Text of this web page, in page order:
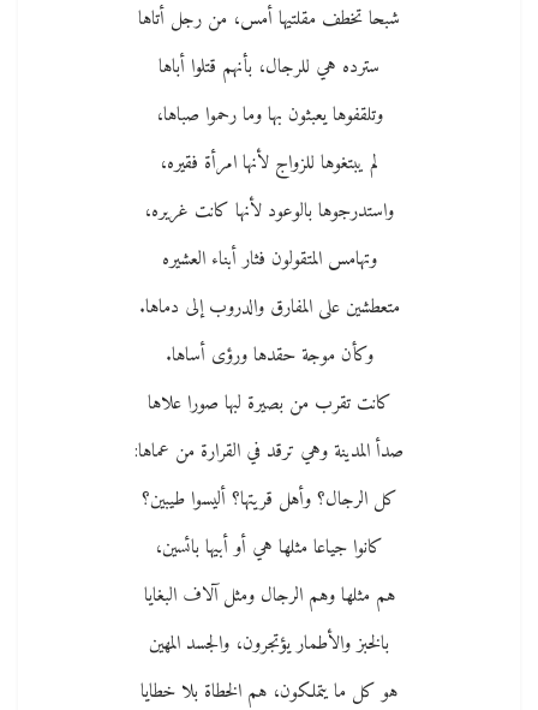
شبحا تخطف مقلتيها أمس، من رجل أتاها
سترده هي للرجال، بأنهم قتلوا أباها
وتلقفوها يعبثون بها وما رحموا صباها،
لم يبتغوها للزواج لأنها امرأة فقيره،
واستدرجوها بالوعود لأنها كانت غريره،
وتهامس المتقولون فثار أبناء العشيره
متعطشين على المفارق والدروب إلى دماها.
وكأن موجة حقدها ورؤى أساها.
كانت تقرب من بصيرة لبها صورا علاها
صدأ المدينة وهي ترقد في القرارة من عماها:
كل الرجال؟ وأهل قريتها؟ أليسوا طيبين؟
كانوا جياعا مثلها هي أو أبيها بائسين،
هم مثلها وهم الرجال ومثل آلاف البغايا
بالخبز والأطمار يؤتجرون، والجسد المهين
هو كل ما يتملكون، هم الخطاة بلا خطايا